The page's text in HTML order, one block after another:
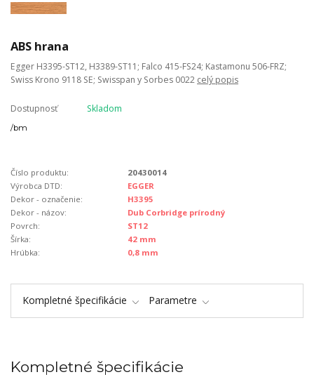
ABS hrana
Egger H3395-ST12, H3389-ST11; Falco 415-FS24; Kastamonu 506-FRZ;
Swiss Krono 9118 SE; Swisspan y Sorbes 0022 celý popis
Dostupnosť Skladom
/bm
Číslo produktu:
20430014
Výrobca DTD:
EGGER
Dekor - označenie:
H3395
Dekor - názov:
Dub Corbridge prírodný
Povrch:
ST12
Šírka:
42 mm
Hrúbka:
0,8 mm
Kompletné špecifikácie Parametre
Kompletné špecifikácie